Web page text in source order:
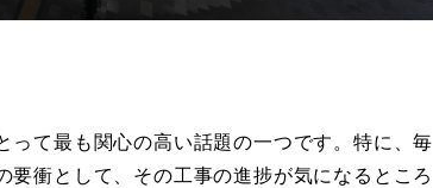
って最も関心の高い話題の一つです。特に、毎
要衝として、その工事の進捗が気になるところ